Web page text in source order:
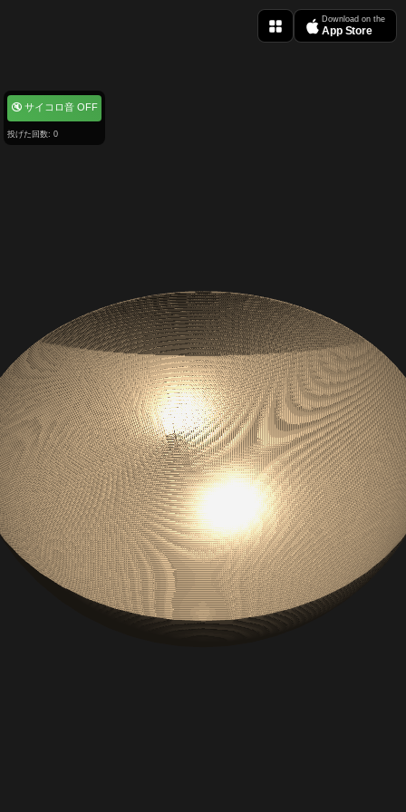
🔇 サイコロ音 OFF
投げた回数: 0
Download on the
App Store